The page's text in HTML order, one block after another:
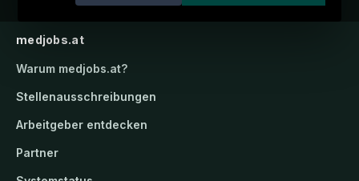
medjobs.at
Warum medjobs.at?
Stellenausschreibungen
Arbeitgeber entdecken
Partner